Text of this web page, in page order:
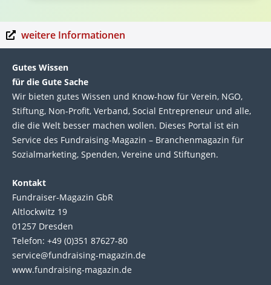
weitere Informationen
Gutes Wissen
für die Gute Sache
Wir bie­ten gutes Wis­sen und Know-how für Ver­ein, NGO,
Stif­tung, Non-Profit, Ver­band, Social Entre­pre­neur und alle,
die die Welt bes­ser machen wol­len. Die­ses Por­tal ist ein
Service des Fund­raising-Magazin – Bran­chen­magazin für
Sozial­marke­ting, Spen­den, Ver­eine und Stif­tun­gen.
Kontakt
Fundraiser-Magazin GbR
Altlockwitz 19
01257 Dresden
Telefon: +49 (0)351 87627-80
service@fundraising-magazin.de
www.fundraising-magazin.de